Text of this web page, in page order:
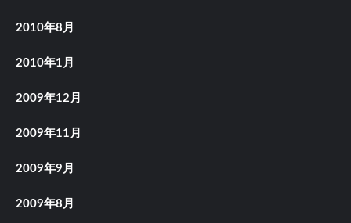
2010年8月
2010年1月
2009年12月
2009年11月
2009年9月
2009年8月